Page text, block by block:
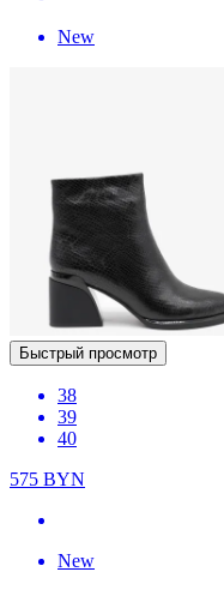
New
Быстрый просмотр
38
39
40
575 BYN
New